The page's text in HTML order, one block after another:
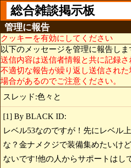
総合雑談掲示板
管理に報告
クッキーを有効にしてください
以下のメッセージを管理に報告しま
送信内容は送信者情報と共に記録さ
不適切な報告が繰り返し送信され
場合があるのでご注意ください。
スレッド:色々と
[1] By BLACK ID:
レベル53なのですが！先にレベル
な？金ナメクジで装備集めたいけ
ないです!他の人からサポートはし